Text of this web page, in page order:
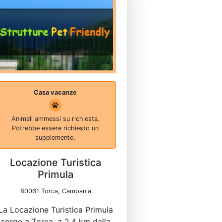
Casa vacanze
Animali ammessi su richiesta.
Potrebbe essere richiesto un
supplemento.
Locazione Turistica
Primula
80061 Torca, Campania
Locazione Turistica Primula